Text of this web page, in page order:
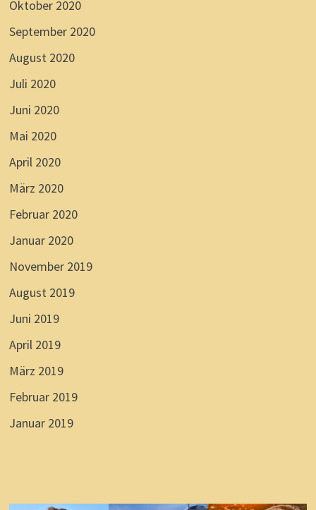
Oktober 2020
September 2020
August 2020
Juli 2020
Juni 2020
Mai 2020
April 2020
März 2020
Februar 2020
Januar 2020
November 2019
August 2019
Juni 2019
April 2019
März 2019
Februar 2019
Januar 2019